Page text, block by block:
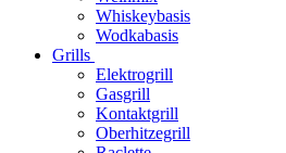
Whiskeybasis
Wodkabasis
Grills
Elektrogrill
Gasgrill
Kontaktgrill
Oberhitzegrill